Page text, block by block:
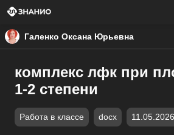
Галенко Оксана Юрьевна
комплекс лфк при
1-2 степени
Работа в классе docx 11.05.2026